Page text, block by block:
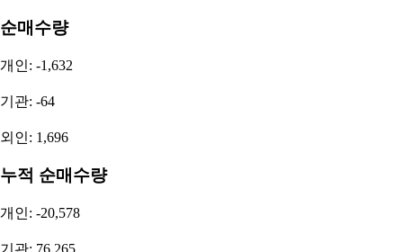
2025
연간 (YoY)
2024
연간 (YoY)
2022
2026.1Q
2025.3Q 분기 (QoQ)
투자자별 매매동향